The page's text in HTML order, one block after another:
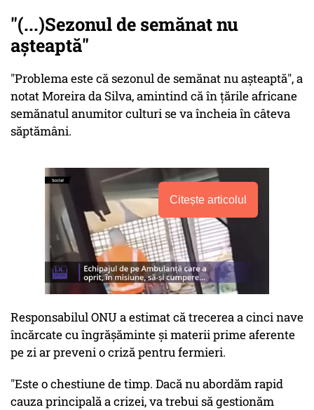
"(...)Sezonul de semănat nu
aşteaptă"
"Problema este că sezonul de semănat nu aşteaptă", a
notat Moreira da Silva, amintind că în ţările africane
semănatul anumitor culturi se va încheia în câteva
săptămâni.
Citește articolul
Responsabilul ONU a estimat că trecerea a cinci nave
încărcate cu îngrăşăminte şi materii prime aferente
pe zi ar preveni o criză pentru fermieri.
"Este o chestiune de timp. Dacă nu abordăm rapid
cauza principală a crizei, va trebui să gestionăm